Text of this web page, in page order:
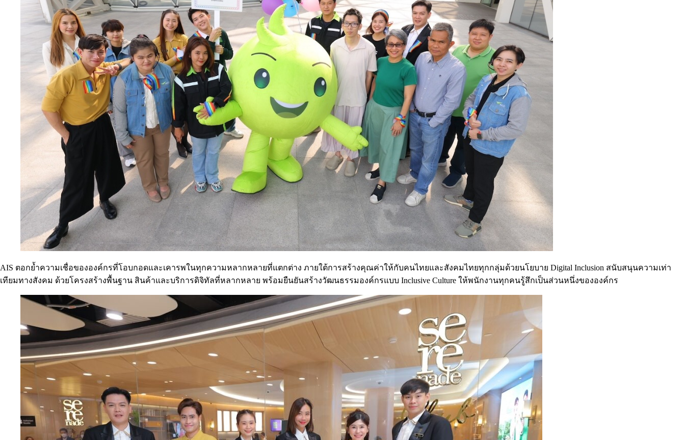
AIS ตอกย้ำความเชื่อขององค์กรที่โอบกอดและเคารพในทุกความหลากหลายที่แตกต่าง ภายใต้การสร้างคุณค่าให้กับคนไทยและสังคมไทยทุกกลุ่มด้วยนโยบาย Digital Inclusion สนับสนุนความเท่า
เทียมทางสังคม ด้วยโครงสร้างพื้นฐาน สินค้าและบริการดิจิทัลที่หลากหลาย พร้อมยืนยันสร้างวัฒนธรรมองค์กรแบบ Inclusive Culture ให้พนักงานทุกคนรู้สึกเป็นส่วนหนึ่งขององค์กร